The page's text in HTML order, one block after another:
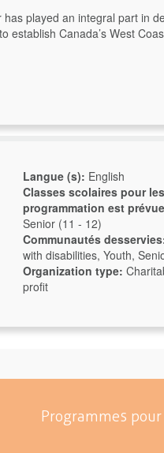
played an integral part in
establish Canada’s West
Langue (s): English
Classes scolaires pour
programmation est
Senior (11 - 12)
Communautés
with disabilities, Youth,
Organization type:
profit
Programmes